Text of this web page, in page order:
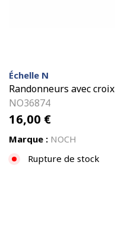
Échelle N
Randonneurs avec croix
NO36874
16,00 €
Marque : NOCH
Rupture de stock